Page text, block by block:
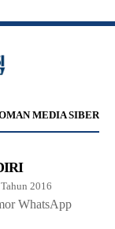
MEDIA SIBER
2016
WhatsApp